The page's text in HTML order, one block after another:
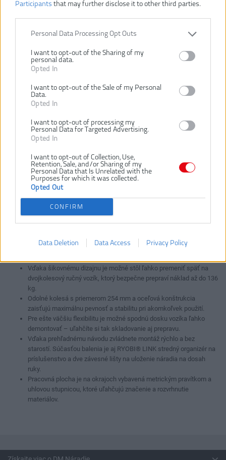
Participants that may further disclose it to other third parties.
Personal Data Processing Opt Outs
I want to opt-out of the Sharing of my
personal data.
Opted In
I want to opt-out of the Sale of my Personal
Data.
Opted In
I want to opt-out of processing my
Personal Data for Targeted Advertising.
Opted In
I want to opt-out of Collection, Use,
Retention, Sale, and/or Sharing of my
Personal Data that Is Unrelated with the
Purposes for which it was collected.
Opted Out
CONFIRM
Data Deletion Data Access Privacy Policy
299,00 €
Dostupnosť: DODANIE DO 5-8 DNÍ
Číslo produktu:
Výrobca:
Ryobi
EAN kód:
4892210251947
Záruka:
24 mesiacov
Jediným pohybom premeníte dvojkolesový ručný vozík na pracovný
stôl – pracujte kdekoľvek, premiestnite čokoľvek.
Veľká pracovná plocha z masívneho dreva s rozmermi 106 × 56 cm
Spoľahlivá konštrukcia unesie až 181 kg, takže zvládne aj ťažké
nástroje a materiály. Tento všestranný pracovný stôl bezpečne
Vďaka šikovnému dizajnu je možné stôl ľahko premeniť späť na
dvojkolesový ručný vozík, ktorý bezpečne prepraví náklad až do 136
kg.
Odolné kolesá s priemerom 254 mm a oceľová konštrukcia
zaisťujú maximálnu pevnosť a stabilitu pri akomkoľvek použití.
Pre ešte väčšiu flexibilitu je možné spodnú dosku vozíka ľahko
demontovať – uľahčíte si tak skladovanie aj prepravu.
Vďaka prehľadnému návodu zvládnete montáž rýchlo a bez
starostí. Súčasťou balenia je aj RYOBI® LINK stredný organizér na
príslušenstvo a dve závesné lišty na uloženie náradia na dosah
ruky.
Pracovná plocha je na okrajoch vybavená metrickým pravítkom a
uhlovou stupnicou, ktoré uľahčujú značenie a rozvrhnutie
materiálov.